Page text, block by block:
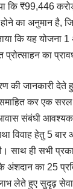
कि ₹99,446
का अनुमान है,
कि यह
का
की जानकारी देते
कर एक
संबंधी
विवाह हेतु 5
साथ ही सभी
अंशदान का 25
लेते हुए सुदृढ़